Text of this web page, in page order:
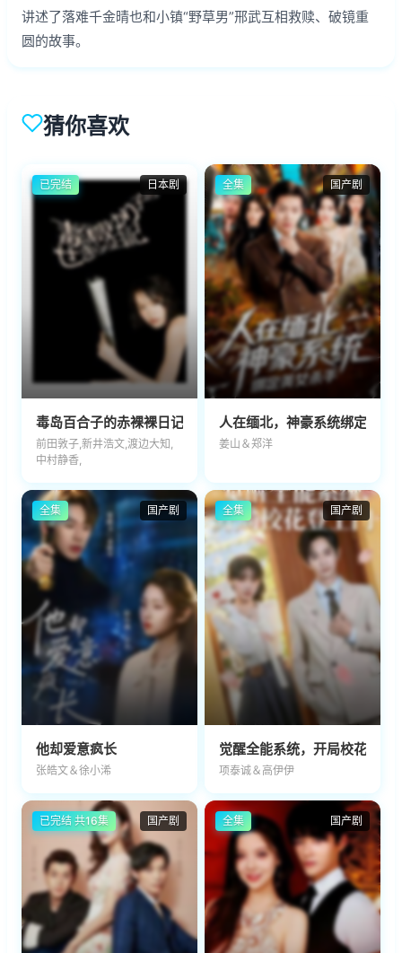
讲述了落难千金晴也和小镇“野草男”邢武互相救赎、破镜重
圆的故事。
猜你喜欢
日本剧
已完结
毒岛百合子的赤裸裸日记
前田敦子,新井浩文,渡边大知,
中村静香,
国产剧
全集
人在缅北，神豪系统绑定美女
姜山＆郑洋
国产剧
全集
他却爱意疯长
张皓文＆徐小浠
国产剧
全集
觉醒全能系统，开局校花登上
项泰诚＆高伊伊
国产剧
已完结 共16集 国产剧
全集